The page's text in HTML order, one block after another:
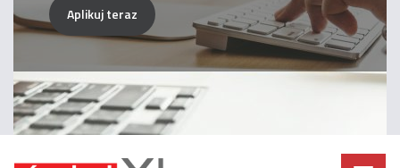
Aplikuj teraz